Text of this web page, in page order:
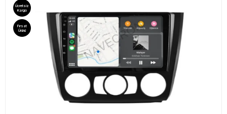
Ücretsiz
Kargo
Fırsat
Ürünü